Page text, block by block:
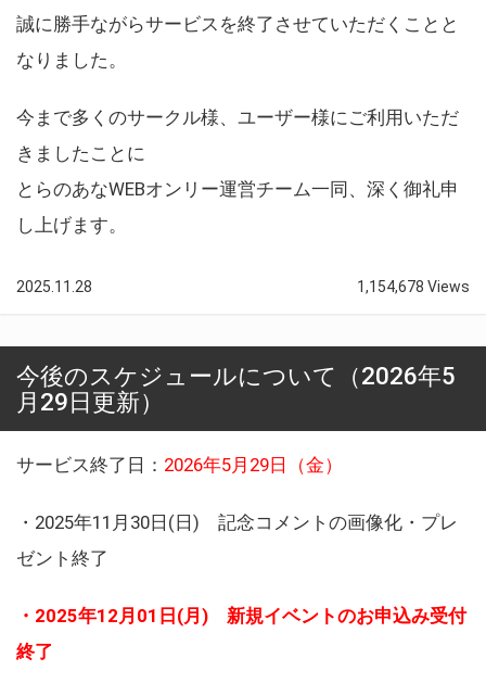
誠に勝手ながらサービスを終了させていただくことと
なりました。
今まで多くのサークル様、ユーザー様にご利用いただ
きましたことに
とらのあなWEBオンリー運営チーム一同、深く御礼申
し上げます。
2025.11.28 1,154,678 Views
今後のスケジュールについて（2026年5
月29日更新）
サービス終了日： 2026年5月29日（金）
・2025年11月30日(日) 記念コメントの画像化・プレ
ゼント終了
・2025年12月01日(月) 新規イベントのお申込み受付
終了